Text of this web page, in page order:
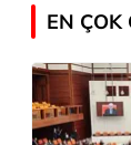
EN